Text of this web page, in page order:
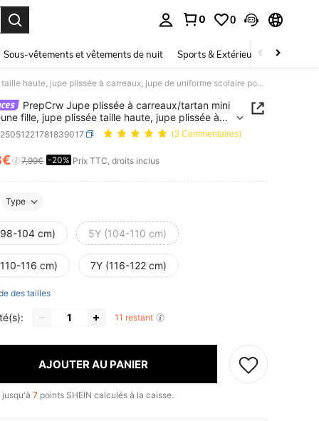
0 0
Sous-vêtements et vêtements de nuit Sports & Extérieur Enfants
PrepCrw Jupe plissée à carreaux/tartan mini pour jeune fille, jupe plissée taille haute, jupe plissée à carreaux, jupe de uniforme scolaire pour la rentrée scolaire, premier jour d'école
PrepCrw Jupe plissée à carreaux/tartan mini
fille, jupe plissée taille haute, jupe plissée à
jupe de uniforme scolaire pour la rentrée
premier jour d'école
(3 Commentaires)
AND AVAILABILITY
7,99€ -20% Prix TTC, droits inclus
Type
104 cm) 5Y (104-110 cm)
116 cm) 7Y (116-122 cm)
des tailles
11 restant
AJOUTER AU PANIER
jusqu'à 7 points SHEIN calculés à la caisse.